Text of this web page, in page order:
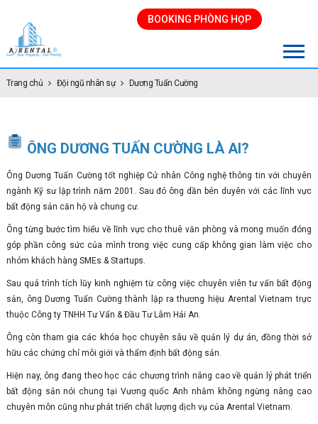
BOOKING PHÒNG HỌP
Trang chủ Đội ngũ nhân sự Dương Tuấn Cường
ÔNG DƯƠNG TUẤN CƯỜNG LÀ AI?
Ông Dương Tuấn Cường tốt nghiệp Cử nhân Công nghệ thông tin với chuyên
ngành Kỹ sư lập trình năm 2001. Sau đó ông dần bén duyên với các lĩnh vực
bất động sản căn hộ và chung cư.
Ông từng bước tìm hiểu về lĩnh vực cho thuê văn phòng và mong muốn đóng
góp phần công sức của mình trong việc cung cấp không gian làm việc cho
nhóm khách hàng SMEs & Startups.
Sau quá trình tích lũy kinh nghiệm từ công việc chuyên viên tư vấn bất động
sản, ông Dương Tuấn Cường thành lập ra thương hiệu Arental Vietnam trực
thuộc Công ty TNHH Tư Vấn & Đầu Tư Lâm Hải An.
Ông còn tham gia các khóa học chuyên sâu về quản lý dự án, đồng thời sở
hữu các chứng chỉ môi giới và thẩm định bất động sản.
Hiện nay, ông đang theo học các chương trình nâng cao về quản lý phát triển
bất động sản nói chung tại Vương quốc Anh nhằm không ngừng nâng cao
chuyên môn cũng như phát triển chất lượng dịch vụ của Arental Vietnam.